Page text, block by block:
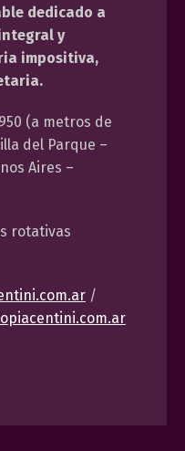
dedicado a
y
impositiva,
(a metros de
del Parque –
Aires –
rotativas
/